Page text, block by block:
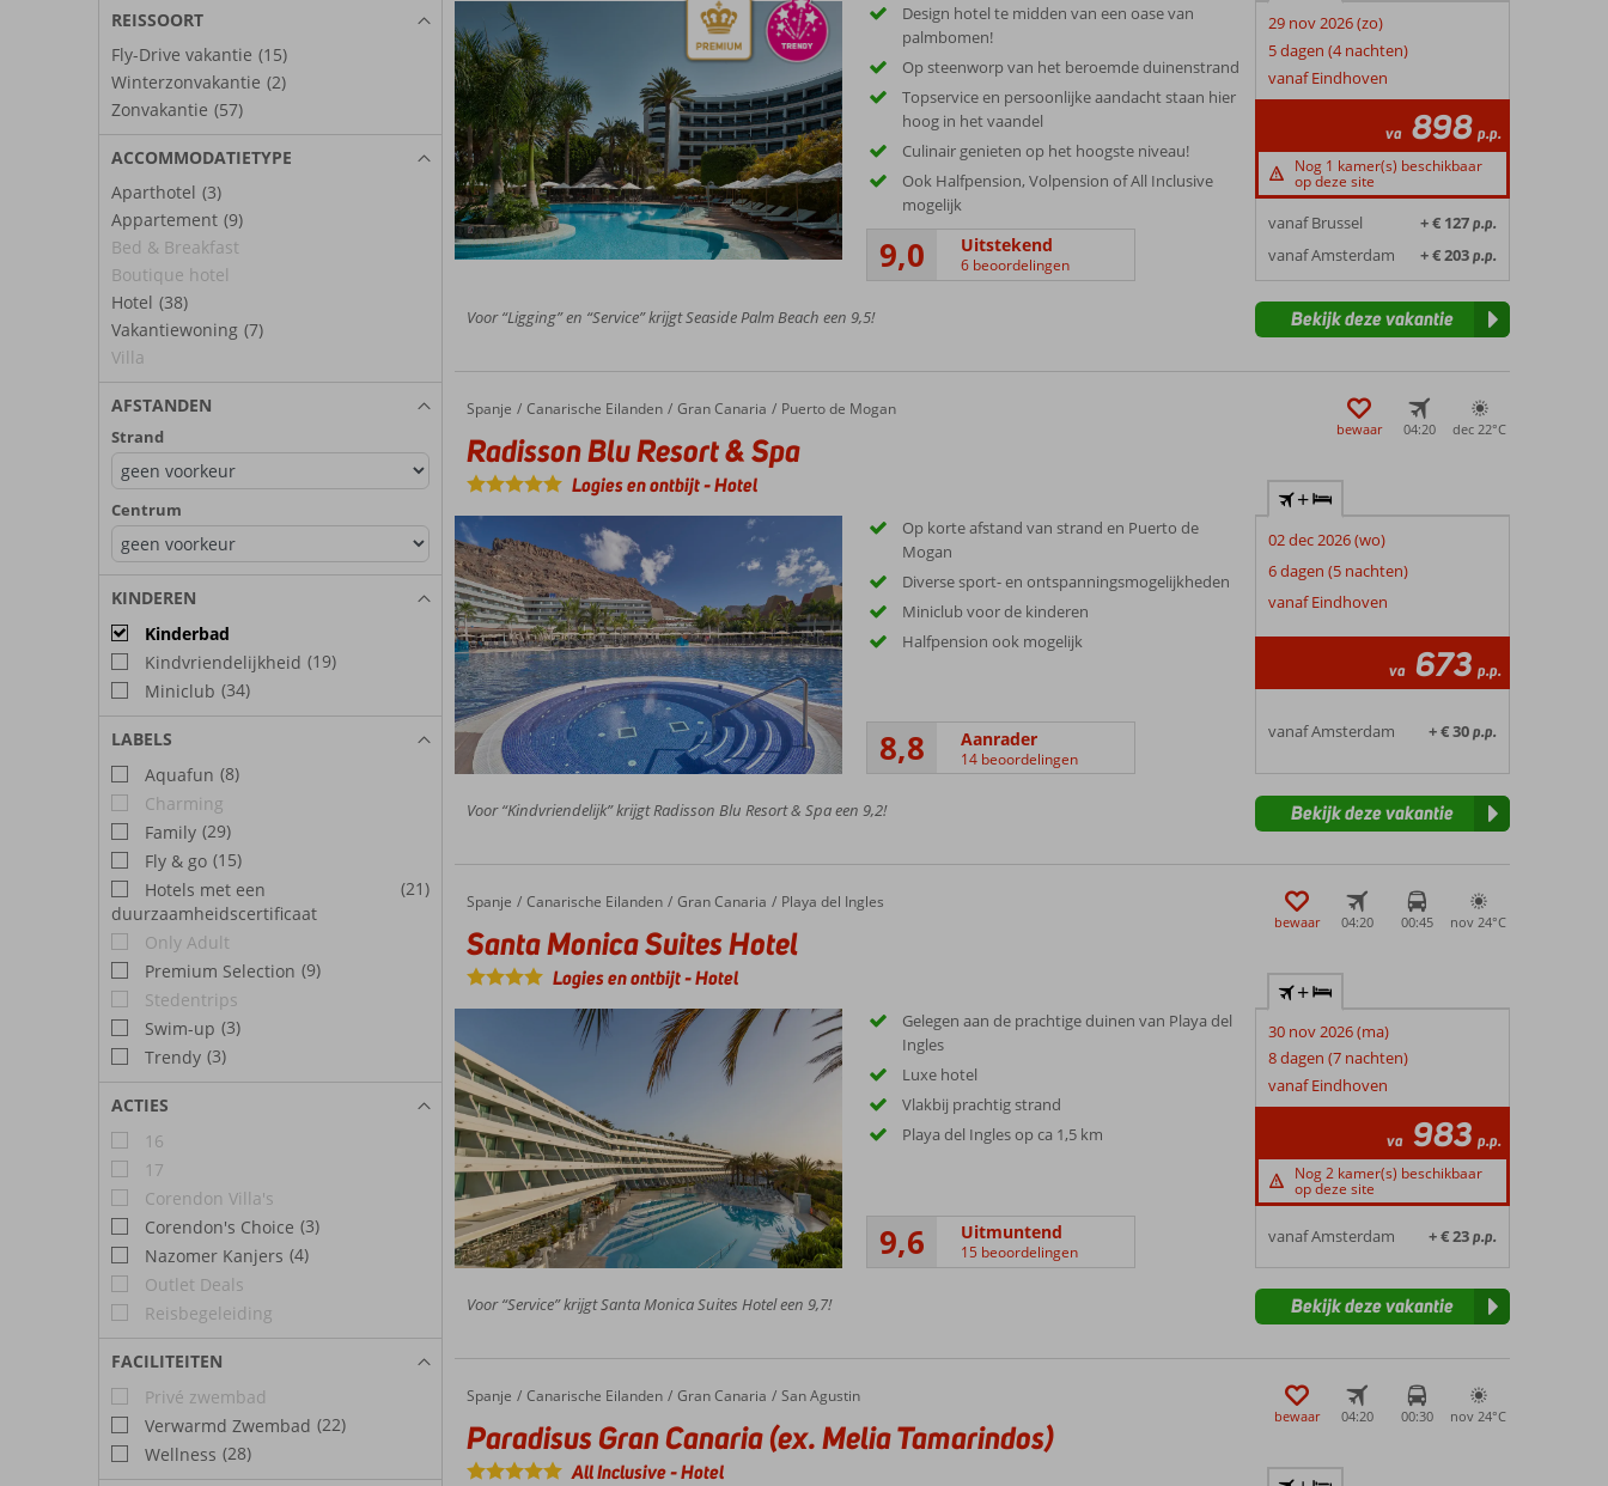
REISSOORT
Fly-Drive vakantie (15)
Winterzonvakantie (2)
Zonvakantie (57)
ACCOMMODATIETYPE
Aparthotel (3)
Appartement (9)
Bed & Breakfast
Boutique hotel
Hotel (38)
Vakantiewoning (7)
Villa
AFSTANDEN
Strand
Centrum
KINDEREN
Kinderbad
Kindvriendelijkheid (19)
Miniclub (34)
LABELS
Aquafun (8)
Charming
Family (29)
Fly & go (15)
Hotels met een
duurzaamheidscertificaat
(21)
Only Adult
Premium Selection (9)
Stedentrips
Swim-up (3)
Trendy (3)
ACTIES
16
17
Corendon Villa's
Corendon's Choice (3)
Nazomer Kanjers (4)
Outlet Deals
Reisbegeleiding
FACILITEITEN
Privé zwembad
Verwarmd Zwembad (22)
Wellness (28)
Design hotel te midden van een oase van
palmbomen!
Op steenworp van het beroemde duinenstrand
Topservice en persoonlijke aandacht staan hier
hoog in het vaandel
Culinair genieten op het hoogste niveau!
Ook Halfpension, Volpension of All Inclusive
mogelijk
9,0 Uitstekend
6 beoordelingen
29 nov 2026 (zo)
5 dagen (4 nachten)
vanaf Eindhoven
va 898 p.p.
Nog 1 kamer(s) beschikbaar
op deze site
vanaf Brussel + € 127p.p.
vanaf Amsterdam + € 203p.p.
Voor “Ligging” en “Service” krijgt Seaside Palm Beach een 9,5! Bekijk deze vakantie
Home
Spanje Canarische Eilanden Gran Canaria Puerto de Mogan
Radisson Blu Resort & Spa
Radisson Blu Resort & Spa
Logies en ontbijt-Hotel
bewaar 04:20 dec 22°C
Op korte afstand van strand en Puerto de
Mogan
Diverse sport- en ontspanningsmogelijkheden
Miniclub voor de kinderen
Halfpension ook mogelijk
8,8 Aanrader
14 beoordelingen
+
02 dec 2026 (wo)
6 dagen (5 nachten)
vanaf Eindhoven
va 673 p.p.
vanaf Amsterdam + € 30p.p.
Voor “Kindvriendelijk” krijgt Radisson Blu Resort & Spa een 9,2! Bekijk deze vakantie
Home
Spanje Canarische Eilanden Gran Canaria Playa del Ingles
Santa Monica Suites Hotel
Santa Monica Suites Hotel
Logies en ontbijt-Hotel
bewaar 04:20 00:45 nov 24°C
Gelegen aan de prachtige duinen van Playa del
Ingles
Luxe hotel
Vlakbij prachtig strand
Playa del Ingles op ca 1,5 km
9,6 Uitmuntend
15 beoordelingen
+
30 nov 2026 (ma)
8 dagen (7 nachten)
vanaf Eindhoven
va 983 p.p.
Nog 2 kamer(s) beschikbaar
op deze site
vanaf Amsterdam + € 23p.p.
Voor “Service” krijgt Santa Monica Suites Hotel een 9,7! Bekijk deze vakantie
Home
Spanje Canarische Eilanden Gran Canaria San Agustin
Paradisus Gran Canaria (ex. Melia Tamarindos)
Paradisus Gran Canaria (ex. Melia Tamarindos)
All Inclusive-Hotel
bewaar 04:20 00:30 nov 24°C